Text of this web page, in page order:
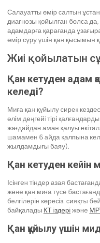
Салауатты өмір салтын
диагнозы қойылған болса да,
адамдарға қарағанда
өмір сүру үшін қан қысымын
Жиі қойылатын
Қан кетуден адам
келеді?
Миға қан құйылу сирек
өлім деңгейі тірі
жағдайдан аман қалуы
шамамен 6 айда қалпына
жылдамдығы баяу).
Қан кетуден кейін
Ісінген тіндер азая
және қан миға түсе
белгілерін көресіз. сияқты
байқалады КТ іздеріжәне
Қан құйылу үшін